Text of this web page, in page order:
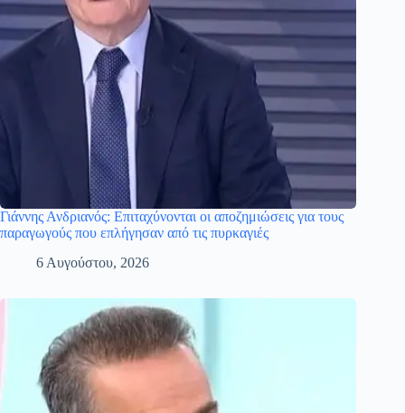
Γιάννης Ανδριανός: Επιταχύνονται οι αποζημιώσεις για τους
παραγωγούς που επλήγησαν από τις πυρκαγιές
6 Αυγούστου, 2026